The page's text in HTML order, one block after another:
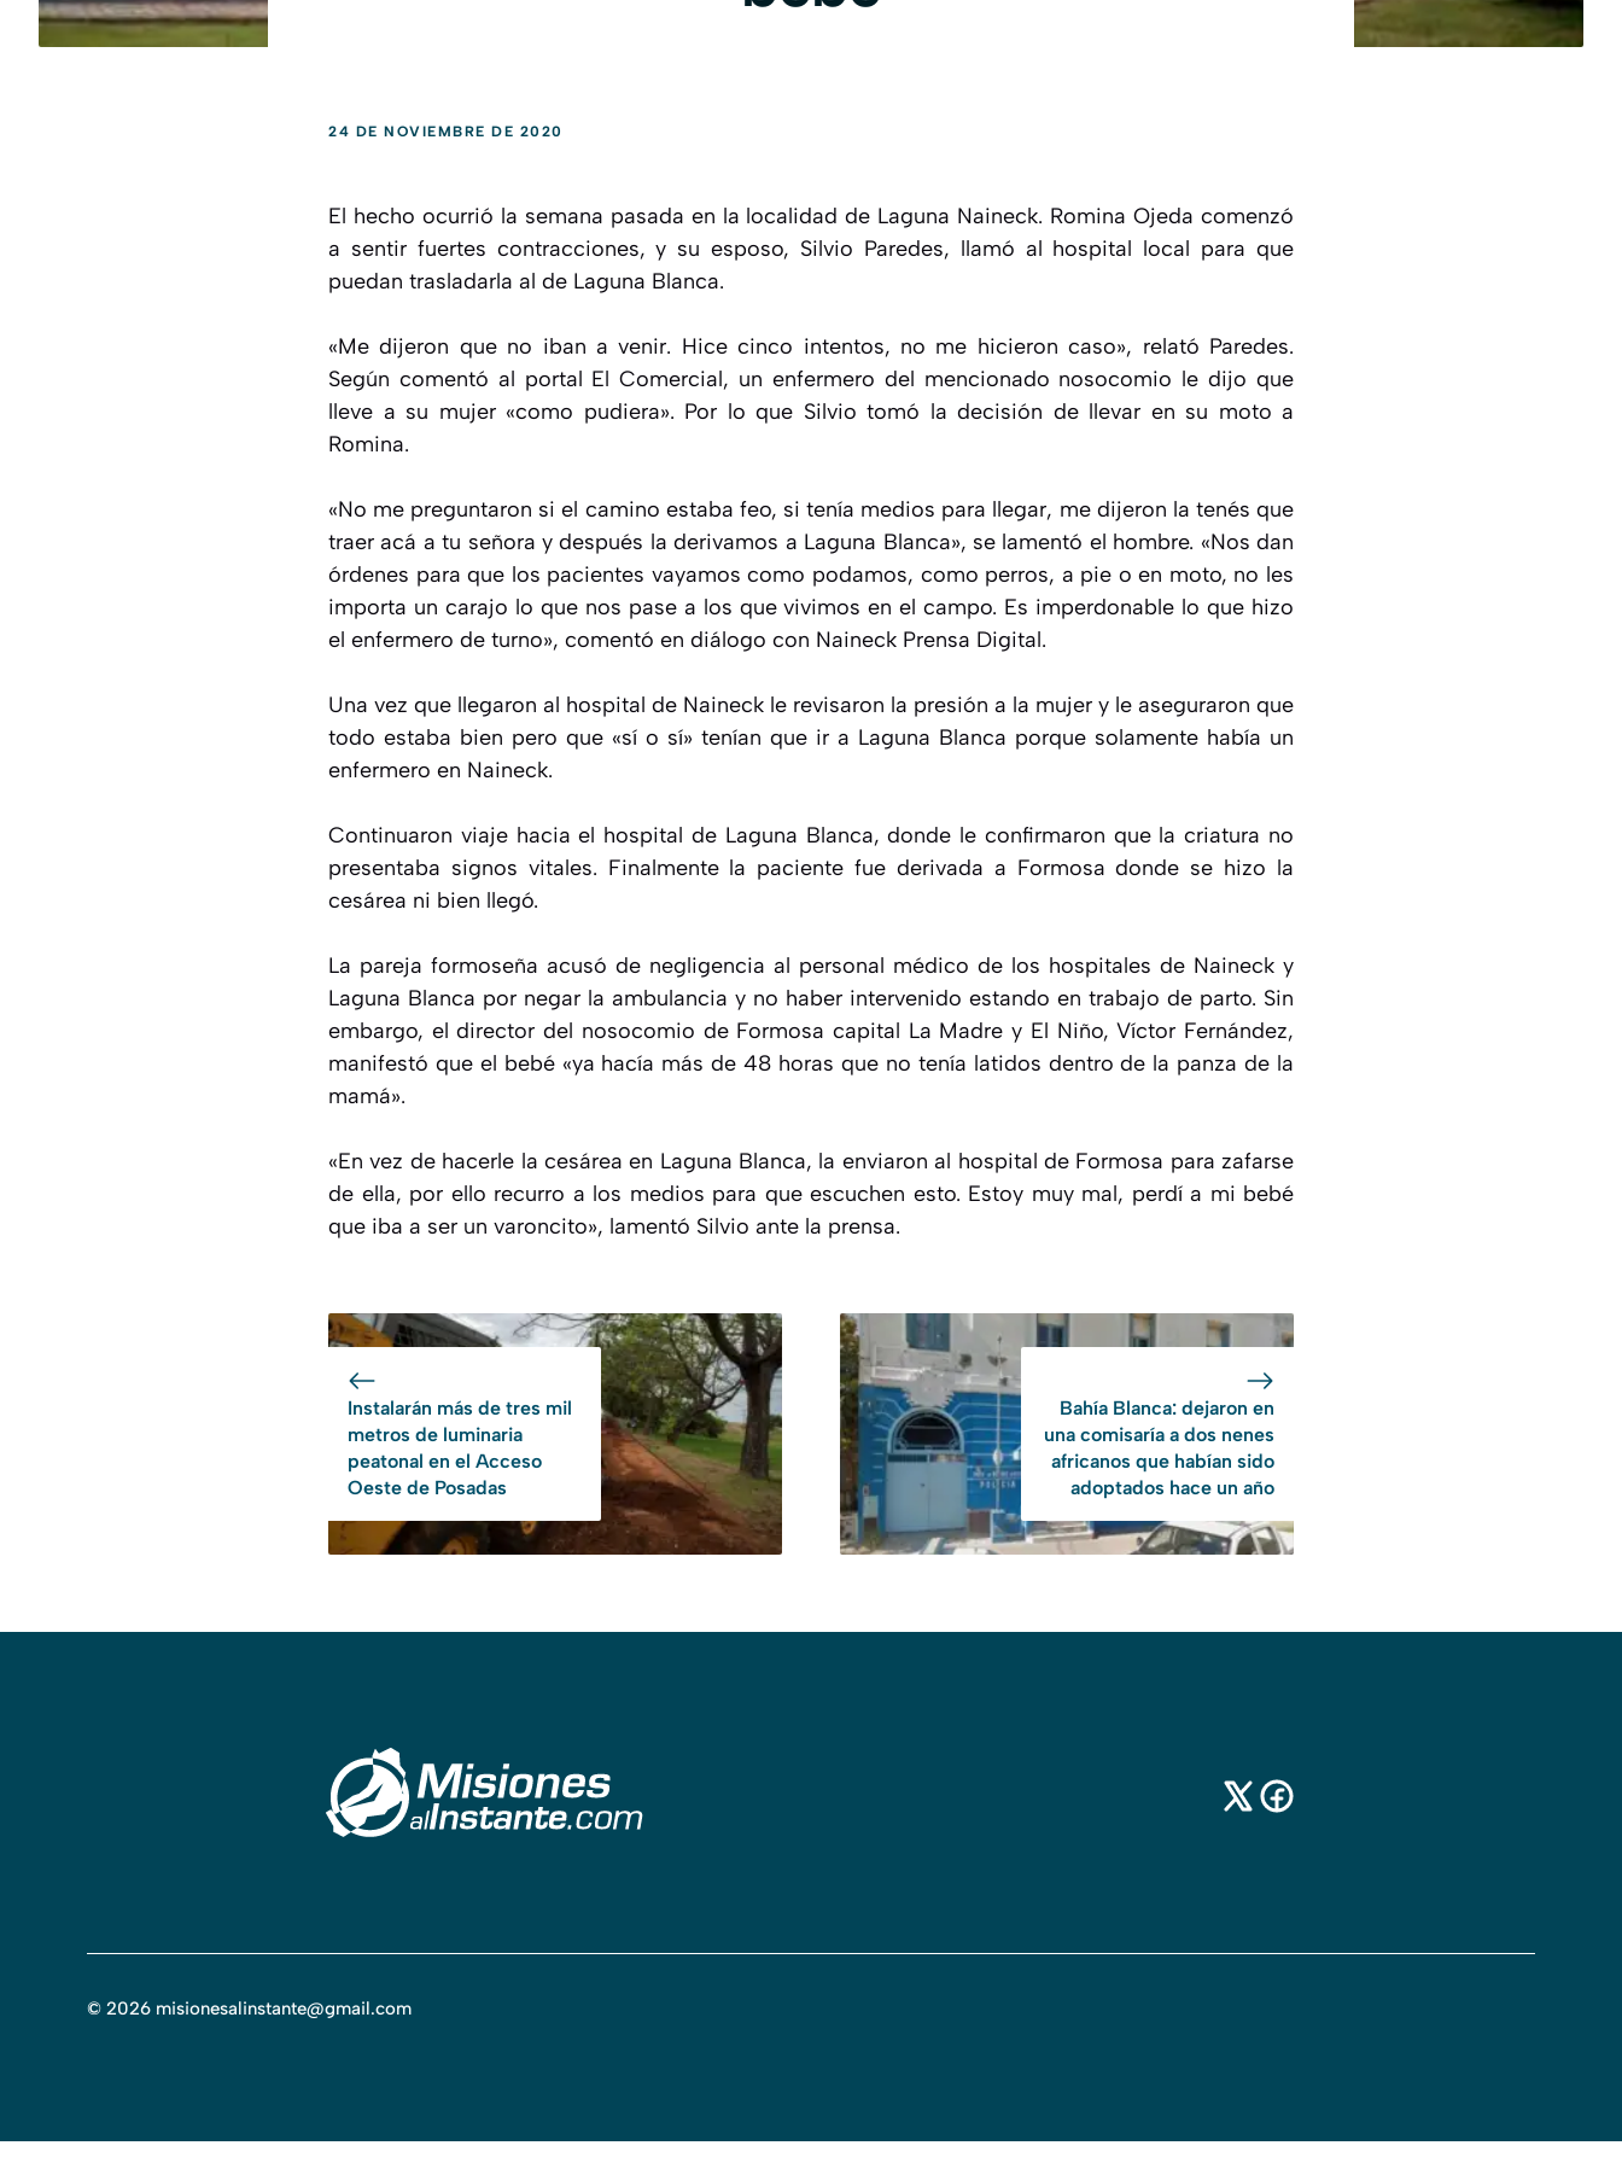
24 DE NOVIEMBRE DE 2020
El hecho ocurrió la semana pasada en la localidad de Laguna Naineck. Romina Ojeda comenzó
a sentir fuertes contracciones, y su esposo, Silvio Paredes, llamó al hospital local para que
puedan trasladarla al de Laguna Blanca.
«Me dijeron que no iban a venir. Hice cinco intentos, no me hicieron caso», relató Paredes.
Según comentó al portal El Comercial, un enfermero del mencionado nosocomio le dijo que
lleve a su mujer «como pudiera». Por lo que Silvio tomó la decisión de llevar en su moto a
Romina.
«No me preguntaron si el camino estaba feo, si tenía medios para llegar, me dijeron la tenés que
traer acá a tu señora y después la derivamos a Laguna Blanca», se lamentó el hombre. «Nos dan
órdenes para que los pacientes vayamos como podamos, como perros, a pie o en moto, no les
importa un carajo lo que nos pase a los que vivimos en el campo. Es imperdonable lo que hizo
el enfermero de turno», comentó en diálogo con Naineck Prensa Digital.
Una vez que llegaron al hospital de Naineck le revisaron la presión a la mujer y le aseguraron que
todo estaba bien pero que «sí o sí» tenían que ir a Laguna Blanca porque solamente había un
enfermero en Naineck.
Continuaron viaje hacia el hospital de Laguna Blanca, donde le confirmaron que la criatura no
presentaba signos vitales. Finalmente la paciente fue derivada a Formosa donde se hizo la
cesárea ni bien llegó.
La pareja formoseña acusó de negligencia al personal médico de los hospitales de Naineck y
Laguna Blanca por negar la ambulancia y no haber intervenido estando en trabajo de parto. Sin
embargo, el director del nosocomio de Formosa capital La Madre y El Niño, Víctor Fernández,
manifestó que el bebé «ya hacía más de 48 horas que no tenía latidos dentro de la panza de la
mamá».
«En vez de hacerle la cesárea en Laguna Blanca, la enviaron al hospital de Formosa para zafarse
de ella, por ello recurro a los medios para que escuchen esto. Estoy muy mal, perdí a mi bebé
que iba a ser un varoncito», lamentó Silvio ante la prensa.
Instalarán más de tres mil
metros de luminaria
peatonal en el Acceso
Oeste de Posadas
Bahía Blanca: dejaron en
una comisaría a dos nenes
africanos que habían sido
adoptados hace un año
© 2026 misionesalinstante@gmail.com